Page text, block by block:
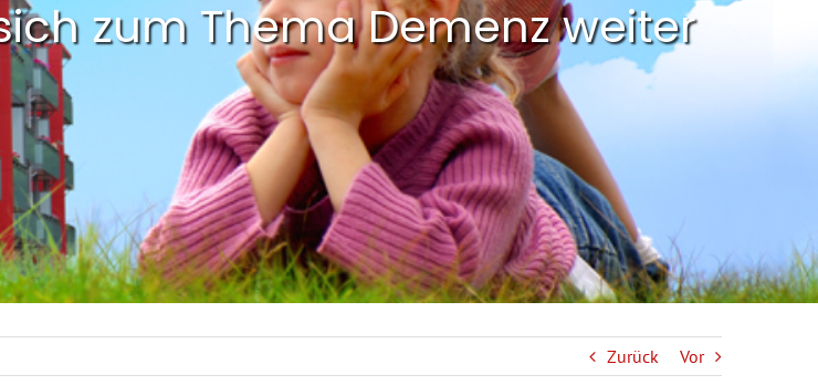
zum Thema Demenz weiter
Zurück Vor